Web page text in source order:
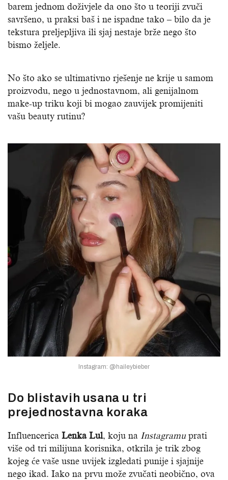
barem jednom doživjele da ono što u teoriji zvuči
savršeno, u praksi baš i ne ispadne tako – bilo da je
tekstura preljepljiva ili sjaj nestaje brže nego što
bismo željele.
No što ako se ultimativno rješenje ne krije u samom
proizvodu, nego u jednostavnom, ali genijalnom
make-up triku koji bi mogao zauvijek promijeniti
vašu beauty rutinu?
Instagram: @haileybieber
Do blistavih usana u tri
prejednostavna koraka
Influencerica Lenka Lul, koju na Instagramuprati
više od tri milijuna korisnika, otkrila je trik zbog
kojeg će vaše usne uvijek izgledati punije i sjajnije
nego ikad. Iako na prvu može zvučati neobično, ova